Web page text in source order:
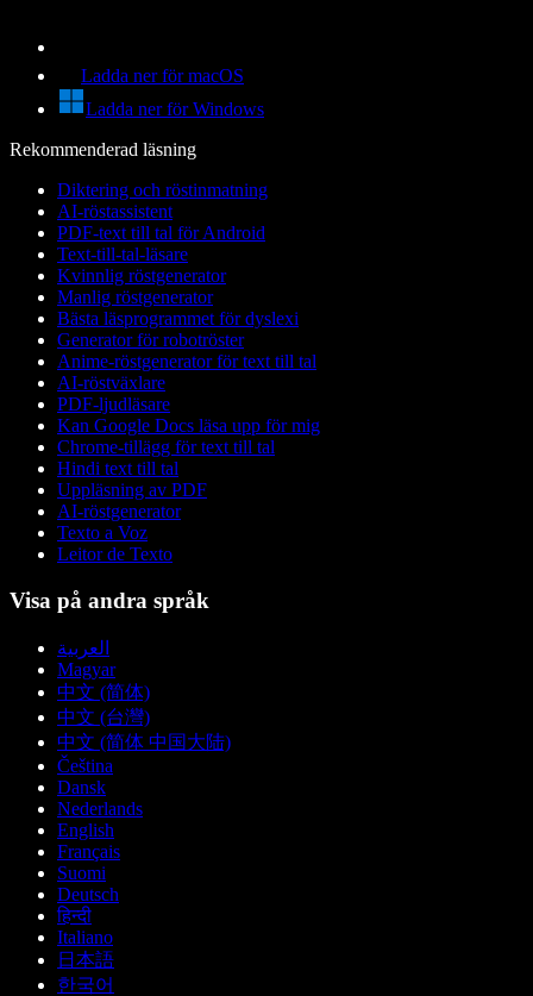
Ladda ner för macOS
Ladda ner för Windows
Rekommenderad läsning
Diktering och röstinmatning
AI-röstassistent
PDF-text till tal för Android
Text-till-tal-läsare
Kvinnlig röstgenerator
Manlig röstgenerator
Bästa läsprogrammet för dyslexi
Generator för robotröster
Anime-röstgenerator för text till tal
AI-röstväxlare
PDF-ljudläsare
Kan Google Docs läsa upp för mig
Chrome-tillägg för text till tal
Hindi text till tal
Uppläsning av PDF
AI-röstgenerator
Texto a Voz
Leitor de Texto
Visa på andra språk
العربية
Magyar
中文 (简体)
中文 (台灣)
中文 (简体 中国大陆)
Čeština
Dansk
Nederlands
English
Français
Suomi
Deutsch
हिन्दी
Italiano
日本語
한국어